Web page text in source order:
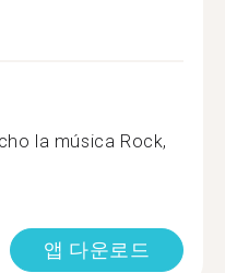
la música Rock,
앱 다운로드